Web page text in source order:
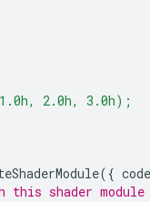
2.0h, 3.0h);
({ code
this shader module